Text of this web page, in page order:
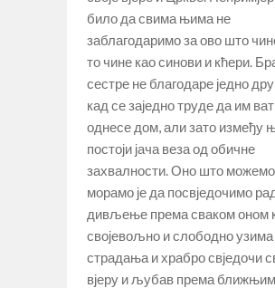
било да свима њима не
заблагодаримо за ово што
то чине као синови и кћери.
сестре не благодаре једно
кад се заједно труде да им
однесе дом, али зато између
постоји јача веза од обичне
захвалности. Оно што
морамо је да посвједочимо
дивљење према сваком оном
својевољно и слободно узима
страдања и храбро свједочи
вјеру и љубав према